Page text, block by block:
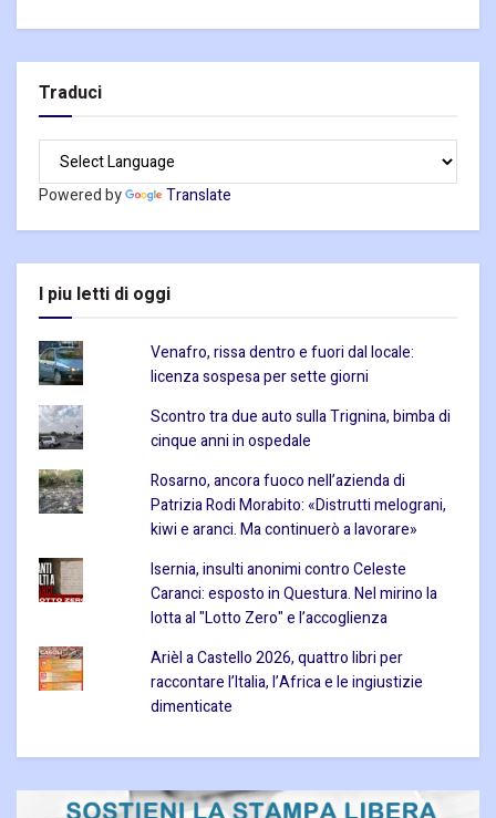
Traduci
Powered by Translate
I piu letti di oggi
Venafro, rissa dentro e fuori dal locale:
licenza sospesa per sette giorni
Scontro tra due auto sulla Trignina, bimba di
cinque anni in ospedale
Rosarno, ancora fuoco nell’azienda di
Patrizia Rodi Morabito: «Distrutti melograni,
kiwi e aranci. Ma continuerò a lavorare»
Isernia, insulti anonimi contro Celeste
Caranci: esposto in Questura. Nel mirino la
lotta al "Lotto Zero" e l’accoglienza
Arièl a Castello 2026, quattro libri per
raccontare l’Italia, l’Africa e le ingiustizie
dimenticate